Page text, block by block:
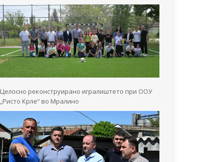
Целосно реконструирано игралиштето при ООУ
„Ристо Крле“ во Мралино